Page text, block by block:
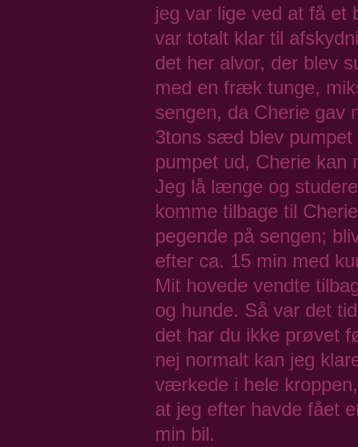
jeg var lige ved at få et
var totalt klar til
det her alvor, der blev
med en fræk tunge,
sengen, da Cherie gav
3tons sæd blev pumpet
pumpet ud, Cherie kan
Jeg lå længe og
komme tilbage til
pegende på sengen;
efter ca. 15 min med
Mit hovede vendte
og hunde. Så var det
det har du ikke prøvet
nej normalt kan jeg
værkede i hele
at jeg efter havde fået
min bil.